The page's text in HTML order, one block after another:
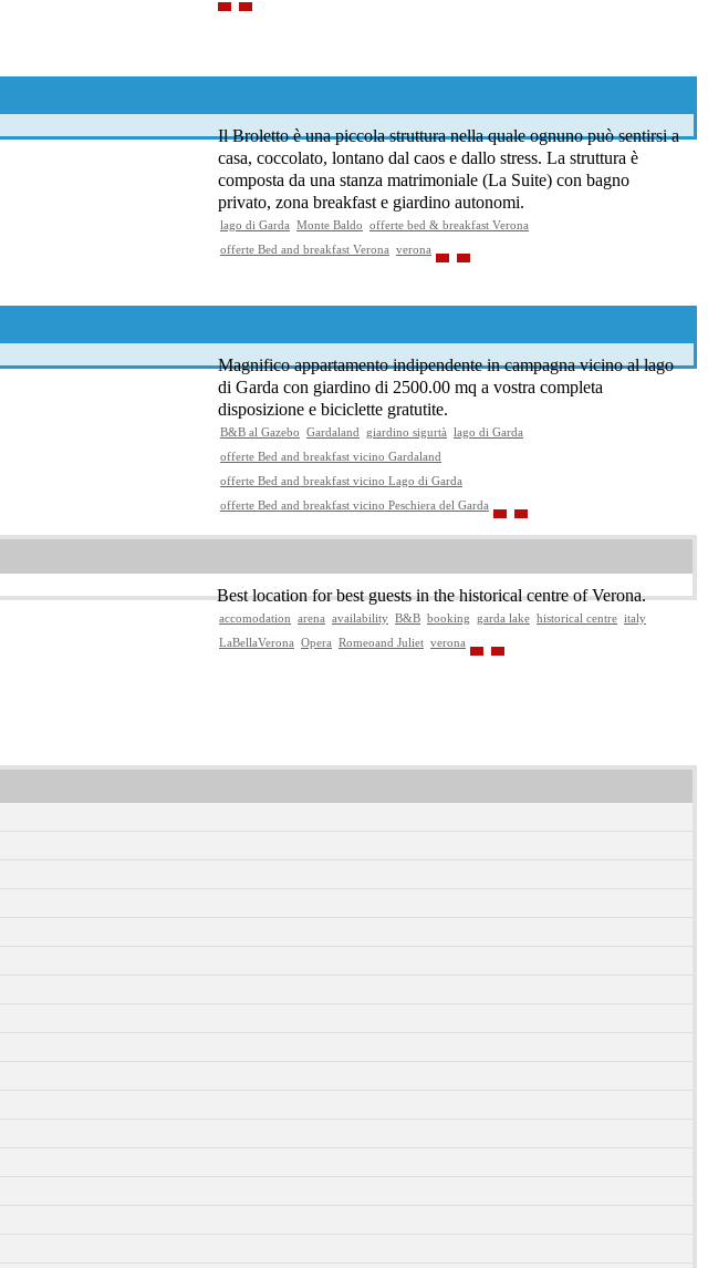
Il Broletto è una piccola struttura nella quale ognuno può sentirsi a
casa, coccolato, lontano dal caos e dallo stress. La struttura è
composta da una stanza matrimoniale (La Suite) con bagno
privato, zona breakfast e giardino autonomi.
lago di Garda Monte Baldo offerte bed & breakfast Verona
offerte Bed and breakfast Verona verona
Magnifico appartamento indipendente in campagna vicino al lago
di Garda con giardino di 2500.00 mq a vostra completa
disposizione e biciclette gratutite.
B&B al Gazebo Gardaland giardino sigurtà lago di Garda
offerte Bed and breakfast vicino Gardaland
offerte Bed and breakfast vicino Lago di Garda
offerte Bed and breakfast vicino Peschiera del Garda
Best location for best guests in the historical centre of Verona.
accomodation arena availability B&B booking garda lake historical centre italy
LaBellaVerona Opera Romeoand Juliet verona